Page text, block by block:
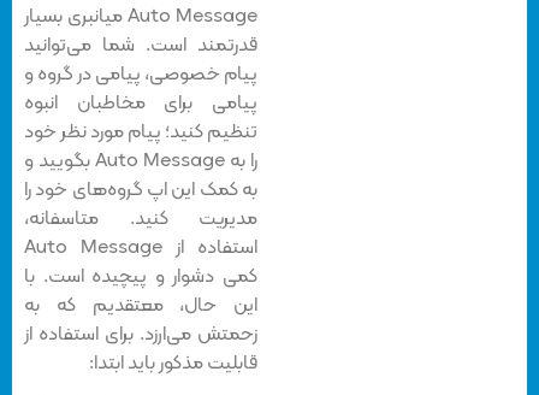
Auto Message میانبری بسیار
قدرتمند است. شما می‌توانید
پیام خصوصی، پیامی در گروه و
پیامی برای مخاطبان انبوه
تنظیم کنید؛ پیام مورد نظر خود
را به Auto Message بگویید و
به کمک این اپ گروه‌های خود را
مدیریت کنید. متاسفانه،
استفاده از Auto Message
کمی دشوار و پیچیده است. با
این حال، معتقدیم که به
زحمتش می‌ارزد. برای استفاده از
قابلیت مذکور باید ابتدا: